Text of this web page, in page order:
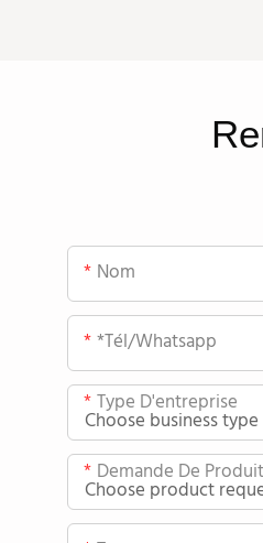
Nom
*tél/whatsapp
Type D'entreprise
Demande De Produit